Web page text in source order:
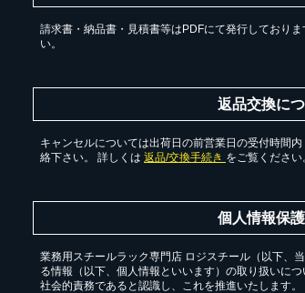
請求書・納品書・見積書等はPDFにて発行しておりま
い。
返品交換に
キャンセルについては出荷日の前営業日の受付時間
絡下さい。 詳しくは 返品/交換手続き をご覧ください
個人情報保
業務用スチールラック専門店 ロジスチール（以下、
る情報（以下、個人情報といいます）の取り扱いに
社会的責務であると認識し、これを推進いたします。